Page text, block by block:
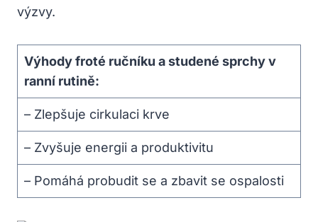
výzvy.
Výhody froté ručníku a studené sprchy v
ranní rutině:
– Zlepšuje cirkulaci krve
– Zvyšuje energii a produktivitu
– Pomáhá probudit se a zbavit se ospalosti